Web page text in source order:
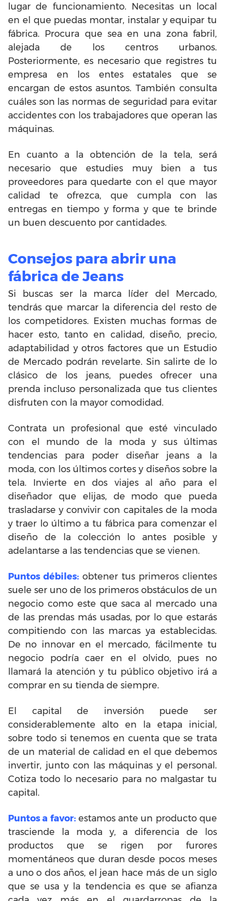
lugar de funcionamiento. Necesitas un local
en el que puedas montar, instalar y equipar tu
fábrica. Procura que sea en una zona fabril,
alejada de los centros urbanos.
Posteriormente, es necesario que registres tu
empresa en los entes estatales que se
encargan de estos asuntos. También consulta
cuáles son las normas de seguridad para evitar
accidentes con los trabajadores que operan las
máquinas.
En cuanto a la obtención de la tela, será
necesario que estudies muy bien a tus
proveedores para quedarte con el que mayor
calidad te ofrezca, que cumpla con las
entregas en tiempo y forma y que te brinde
un buen descuento por cantidades.
Consejos para abrir una
fábrica de Jeans
Si buscas ser la marca líder del Mercado,
tendrás que marcar la diferencia del resto de
los competidores. Existen muchas formas de
hacer esto, tanto en calidad, diseño, precio,
adaptabilidad y otros factores que un Estudio
de Mercado podrán revelarte. Sin salirte de lo
clásico de los jeans, puedes ofrecer una
prenda incluso personalizada que tus clientes
disfruten con la mayor comodidad.
Contrata un profesional que esté vinculado
con el mundo de la moda y sus últimas
tendencias para poder diseñar jeans a la
moda, con los últimos cortes y diseños sobre la
tela. Invierte en dos viajes al año para el
diseñador que elijas, de modo que pueda
trasladarse y convivir con capitales de la moda
y traer lo último a tu fábrica para comenzar el
diseño de la colección lo antes posible y
adelantarse a las tendencias que se vienen.
Puntos débiles: obtener tus primeros clientes
suele ser uno de los primeros obstáculos de un
negocio como este que saca al mercado una
de las prendas más usadas, por lo que estarás
compitiendo con las marcas ya establecidas.
De no innovar en el mercado, fácilmente tu
negocio podría caer en el olvido, pues no
llamará la atención y tu público objetivo irá a
comprar en su tienda de siempre.
El capital de inversión puede ser
considerablemente alto en la etapa inicial,
sobre todo si tenemos en cuenta que se trata
de un material de calidad en el que debemos
invertir, junto con las máquinas y el personal.
Cotiza todo lo necesario para no malgastar tu
capital.
Puntos a favor: estamos ante un producto que
trasciende la moda y, a diferencia de los
productos que se rigen por furores
momentáneos que duran desde pocos meses
a uno o dos años, el jean hace más de un siglo
que se usa y la tendencia es que se afianza